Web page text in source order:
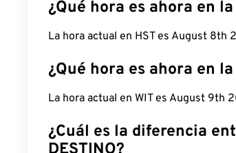
¿Qué hora es ahora en
La hora actual en HST es August 8th
¿Qué hora es ahora en
La hora actual en WIT es August 9th
¿Cuál es la diferencia